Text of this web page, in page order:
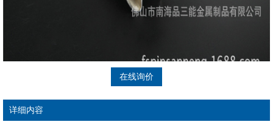
在线询价
详细内容